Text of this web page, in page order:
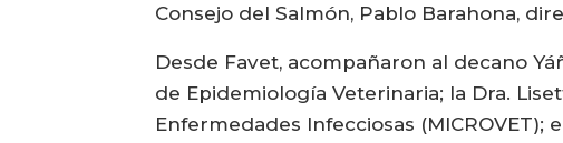
Consejo del Salmón, Pablo Barahona,
Desde Favet, acompañaron al decano
de Epidemiología Veterinaria; la Dra.
Enfermedades Infecciosas